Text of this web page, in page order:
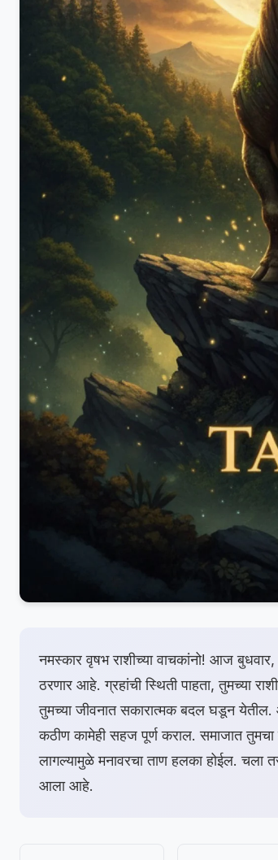
नमस्कार वृषभ राशीच्या वाचकांनो! आज
ठरणार आहे. ग्रहांची स्थिती पाहता, तुमच्या
तुमच्या जीवनात सकारात्मक बदल घडून येतील.
कठीण कामेही सहज पूर्ण कराल. समाजात तुमचा
लागल्यामुळे मनावरचा ताण हलका होईल.
आला आहे.